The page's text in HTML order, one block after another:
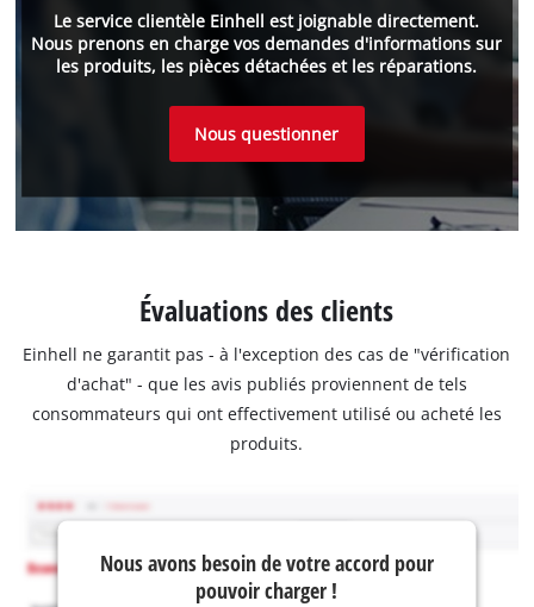
Le service clientèle Einhell est joignable directement.
Nous prenons en charge vos demandes d'informations sur
les produits, les pièces détachées et les réparations.
Nous questionner
Évaluations des clients
Einhell ne garantit pas - à l'exception des cas de "vérification
d'achat" - que les avis publiés proviennent de tels
consommateurs qui ont effectivement utilisé ou acheté les
produits.
Nous avons besoin de votre accord pour
pouvoir charger !